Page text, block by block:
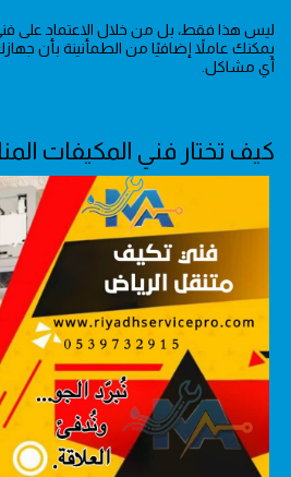
ليس هذا فقط، بل من خلال الاعتماد على
يمكنك عاملاً إضافيًا من الطمأنينة بأن
أي مشاكل.
كيف تختار فني المكيفات